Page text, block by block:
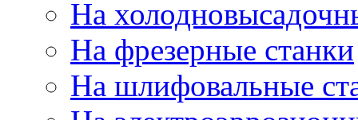
На
На фрезерные станки
На шлифовальные